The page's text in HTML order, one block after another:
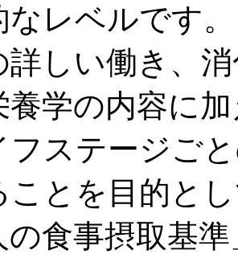
レベルです。
詳しい働き、
養学の内容に
フステージご
ことを目的と
の食事摂取基